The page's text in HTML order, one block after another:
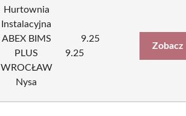
Hurtownia
Instalacyjna
ABEX BIMS
PLUS
WROCŁAW
Nysa
9.25
9.25
Zobacz